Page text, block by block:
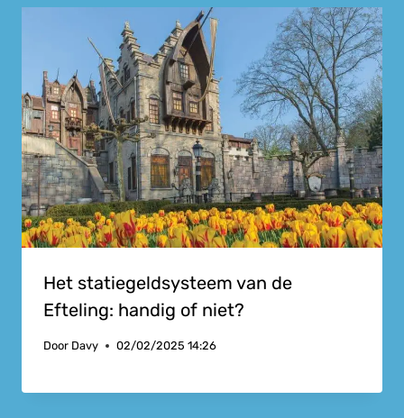
Het statiegeldsysteem van de
Efteling: handig of niet?
Door Davy 02/02/2025 14:26